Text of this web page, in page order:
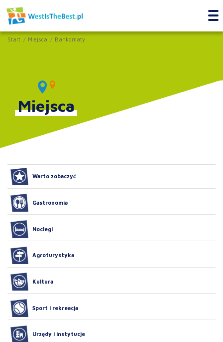
Start Miejsca Bankomaty
Miejsca
Warto zobaczyć
Gastronomia
Noclegi
Agroturystyka
Kultura
Sport i rekreacja
Urzędy i instytucje